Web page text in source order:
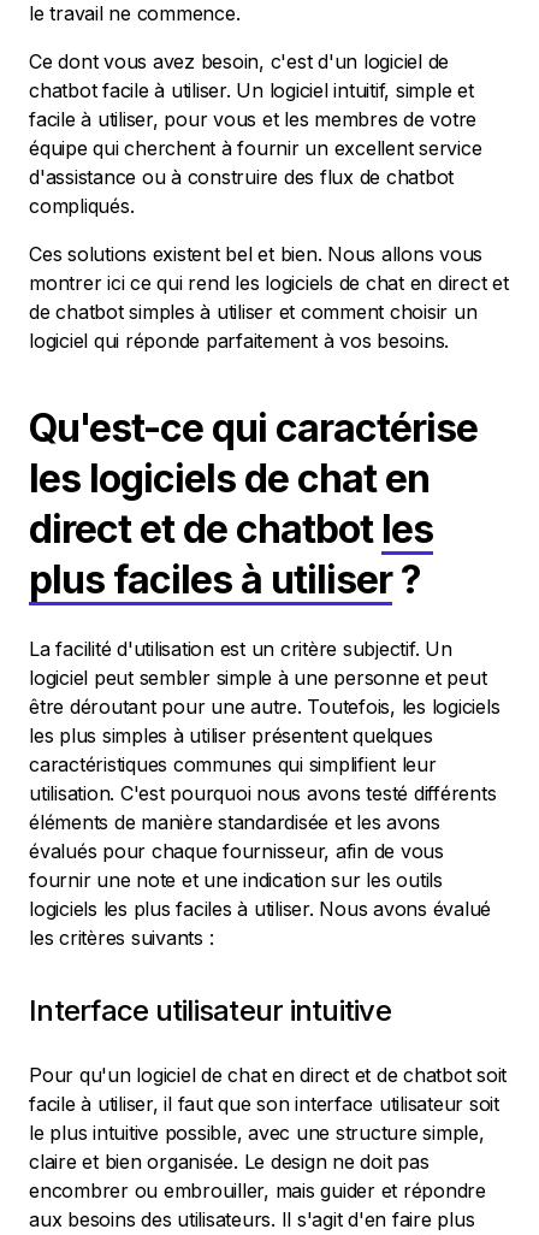
le travail ne commence.
Ce dont vous avez besoin, c'est d'un logiciel de
chatbot facile à utiliser. Un logiciel intuitif, simple et
facile à utiliser, pour vous et les membres de votre
équipe qui cherchent à fournir un excellent service
d'assistance ou à construire des flux de chatbot
compliqués.
Ces solutions existent bel et bien. Nous allons vous
montrer ici ce qui rend les logiciels de chat en direct et
de chatbot simples à utiliser et comment choisir un
logiciel qui réponde parfaitement à vos besoins.
Qu'est-ce qui caractérise
les logiciels de chat en
direct et de chatbot les
plus faciles à utiliser?
La facilité d'utilisation est un critère subjectif. Un
logiciel peut sembler simple à une personne et peut
être déroutant pour une autre. Toutefois, les logiciels
les plus simples à utiliser présentent quelques
caractéristiques communes qui simplifient leur
utilisation. C'est pourquoi nous avons testé différents
éléments de manière standardisée et les avons
évalués pour chaque fournisseur, afin de vous
fournir une note et une indication sur les outils
logiciels les plus faciles à utiliser. Nous avons évalué
les critères suivants :
Interface utilisateur intuitive
Pour qu'un logiciel de chat en direct et de chatbot soit
facile à utiliser, il faut que son interface utilisateur soit
le plus intuitive possible, avec une structure simple,
claire et bien organisée. Le design ne doit pas
encombrer ou embrouiller, mais guider et répondre
aux besoins des utilisateurs. Il s'agit d'en faire plus